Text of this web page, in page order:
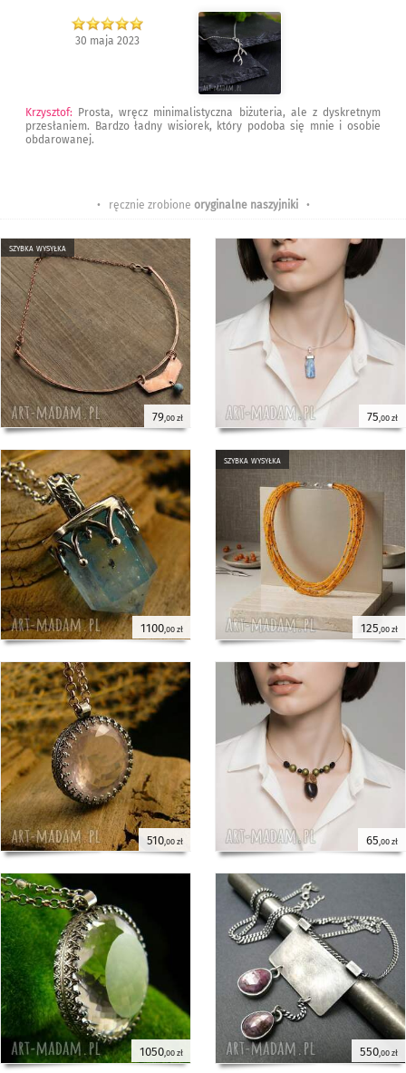
30 maja 2023
Krzysztof: Prosta, wręcz minimalistyczna biżuteria, ale z dyskretnym
przesłaniem. Bardzo ładny wisiorek, który podoba się mnie i osobie
obdarowanej.
• ręcznie zrobione oryginalne naszyjniki•
szybka wysyłka
79,00 zł 75 ,00 zł
1100,00 zł
szybka wysyłka
125,00 zł
510,00 zł 65 ,00 zł
1050,00 zł 550,00 zł